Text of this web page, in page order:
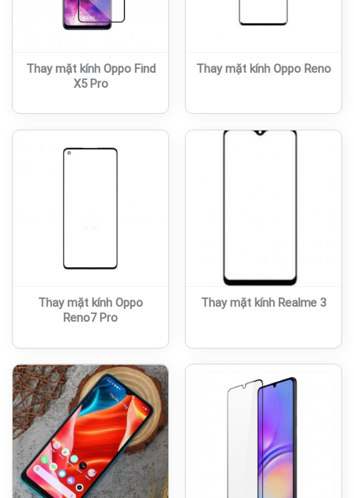
Thay mặt kính Oppo Find
X5 Pro
Thay mặt kính Oppo Reno
Thay mặt kính Oppo
Reno7 Pro
Thay mặt kính Realme 3